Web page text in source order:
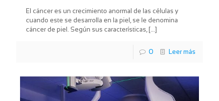
El cáncer es un crecimiento anormal de las células y
cuando este se desarrolla en la piel, se le denomina
cáncer de piel. Según sus características, […]
0 Leer más